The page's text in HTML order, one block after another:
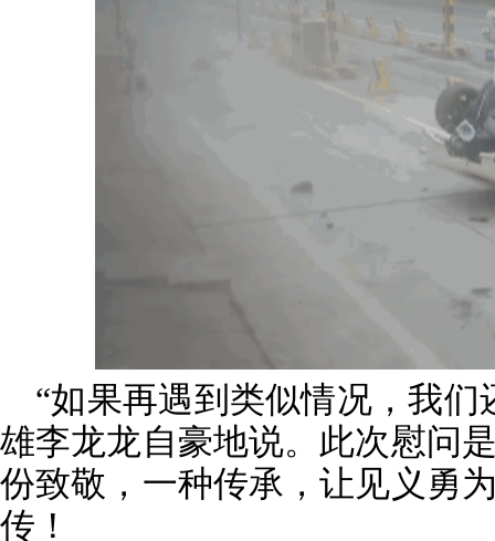
“如果再遇到类似情况，我
雄李龙龙自豪地说。此次慰问
份致敬，一种传承，让见义勇
传！